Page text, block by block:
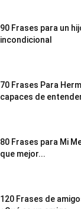
90 Frases para un
incondicional
70 Frases Para
capaces de
80 Frases para Mi
que mejor...
120 Frases de